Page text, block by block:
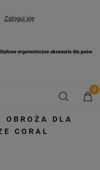
Zaloguj się
DLA
CORAL